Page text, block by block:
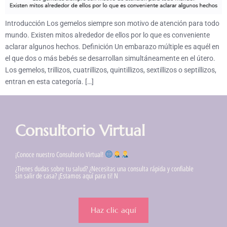
Introducción Los gemelos siempre son motivo de atención para todo
mundo. Existen mitos alrededor de ellos por lo que es conveniente
aclarar algunos hechos. Definición Un embarazo múltiple es aquél en
el que dos o más bebés se desarrollan simultáneamente en el útero.
Los gemelos, trillizos, cuatrillizos, quintillizos, sextillizos o septillizos,
entran en esta categoría. […]
Consultorio Virtual
¡Conoce nuestro Consultorio Virtual!
¿Tienes dudas sobre tu salud? ¿Necesitas una consulta rápida y confiable
sin salir de casa? ¡Estamos aquí para ti! N
Haz clic aquí